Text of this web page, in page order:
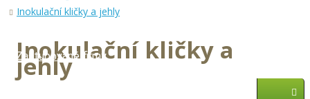
Zastupované firmy
Inokulační kličky a jehly
Inokulační kličky a
jehly